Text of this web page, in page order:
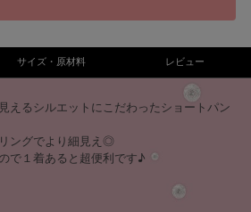
サイズ・原材料 レビュー
えるシルエットにこだわったショートパン
ングでより細見え◎
で１着あると超便利です♪